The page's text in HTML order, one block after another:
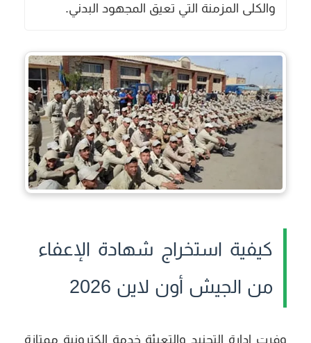
والكلى المزمنة التي تعيق المجهود البدني.
كيفية استخراج شهادة الإعفاء
من الجيش أون لاين 2026
وفرت إدارة التجنيد والتعبئة خدمة إلكترونية ممتازة